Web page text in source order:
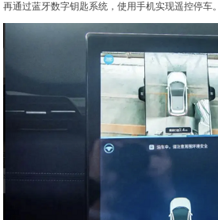
再通过蓝牙数字钥匙系统，使用手机实现遥控停车。